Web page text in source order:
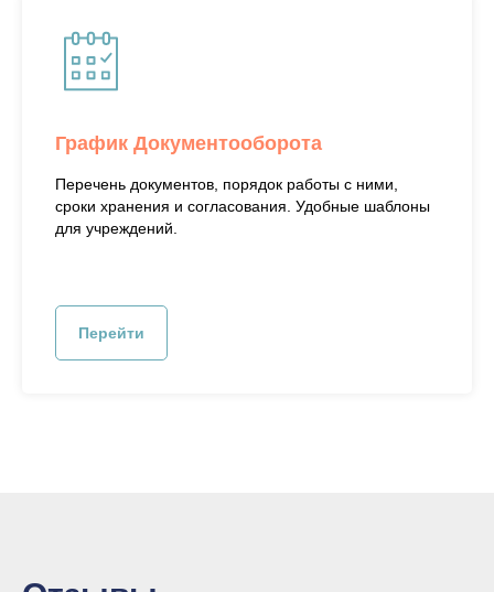
График Документооборота
Перечень документов, порядок работы с ними,
сроки хранения и согласования. Удобные шаблоны
для учреждений.
Перейти